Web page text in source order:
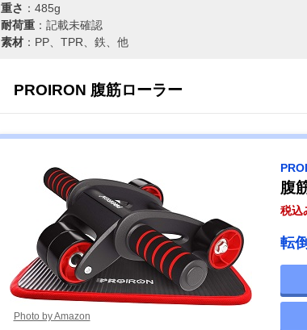
重さ ：485g
耐荷重：記載未確認
素材：PP、TPR、鉄、他
PROIRON 腹筋ローラー
Photo by Amazon
腹
税込
転